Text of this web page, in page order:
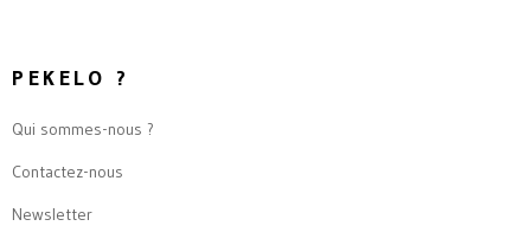
PEKELO ?
Qui sommes-nous ?
Contactez-nous
Newsletter